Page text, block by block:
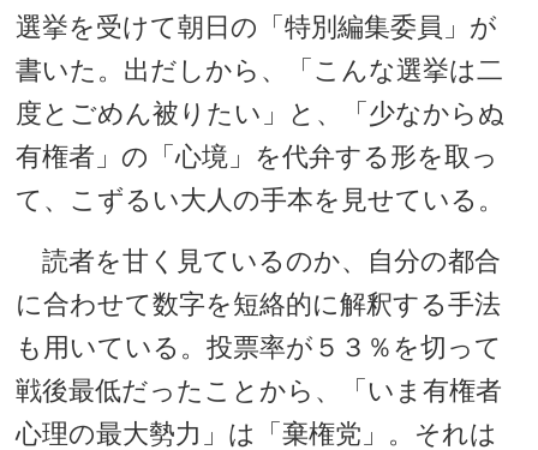
選挙を受けて朝日の「特別編集委員」が
書いた。出だしから、「こんな選挙は二
度とごめん被りたい」と、「少なからぬ
有権者」の「心境」を代弁する形を取っ
て、こずるい大人の手本を見せている。
読者を甘く見ているのか、自分の都合
に合わせて数字を短絡的に解釈する手法
も用いている。投票率が５３％を切って
戦後最低だったことから、「いま有権者
心理の最大勢力」は「棄権党」。それは